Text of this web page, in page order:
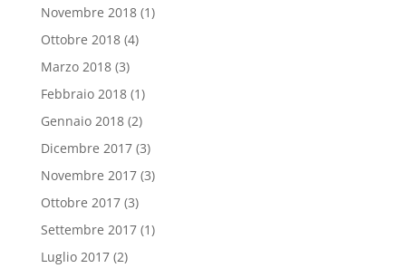
Novembre 2018(1)
Ottobre 2018(4)
Marzo 2018(3)
Febbraio 2018(1)
Gennaio 2018(2)
Dicembre 2017(3)
Novembre 2017(3)
Ottobre 2017(3)
Settembre 2017(1)
Luglio 2017(2)